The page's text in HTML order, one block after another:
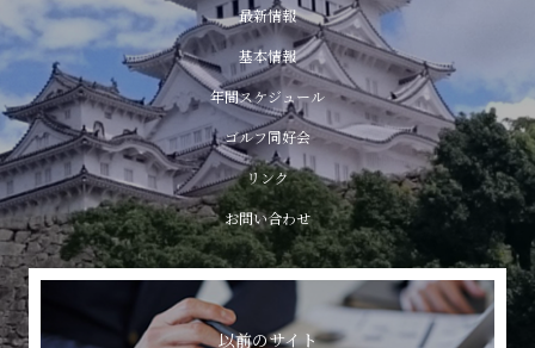
最新情報
基本情報
年間スケジュール
ゴルフ同好会
リンク
お問い合わせ
以前のサイト